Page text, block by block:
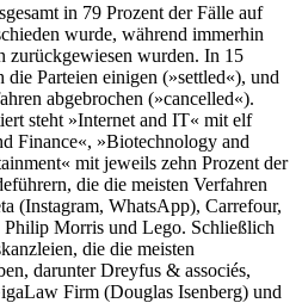
in 79 Prozent der Fälle auf
wurde, während immerhin
zurückgewiesen wurden. In 15
Parteien einigen (»settled«), und
abgebrochen (»cancelled«).
steht »Internet and IT« mit elf
Finance«, »Biotechnology and
mit jeweils zehn Prozent der
die die meisten Verfahren
(Instagram, WhatsApp), Carrefour,
Morris und Lego. Schließlich
die die meisten
darunter Dreyfus & associés,
Firm (Douglas Isenberg) und